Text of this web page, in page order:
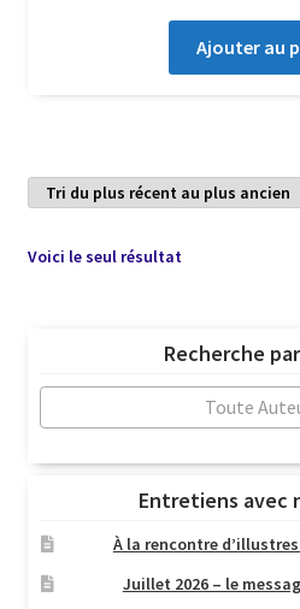
Ajouter au
Voici le seul résultat
Recherche
Toute
Entretiens avec
À la rencontre
Juillet 2026 – le